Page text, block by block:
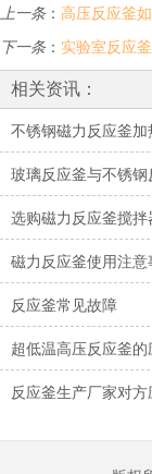
上一条： 高压反应釜
下一条： 实验室反应
相关资讯：
不锈钢磁力反应釜加
玻璃反应釜与不锈钢
选购磁力反应釜搅拌
磁力反应釜使用注意
反应釜常见故障
超低温高压反应釜的
反应釜生产厂家对